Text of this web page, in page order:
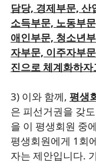
담당, 경제부문,
소득부문, 노동부
애인부문, 청소년
자부문, 이주자부
진으로 체계화하
3) 이와 함께, 평생
은 피선거권을 갖
을 이 평생회원 중
평생회원에게 1회
자는 제안입니다.